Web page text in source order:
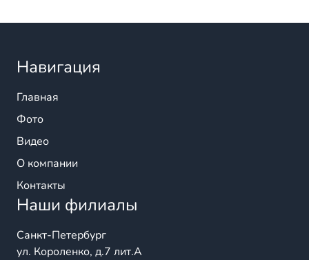
Навигация
Главная
Фото
Видео
О компании
Контакты
Наши филиалы
Санкт-Петербург
ул. Короленко, д.7 лит.А